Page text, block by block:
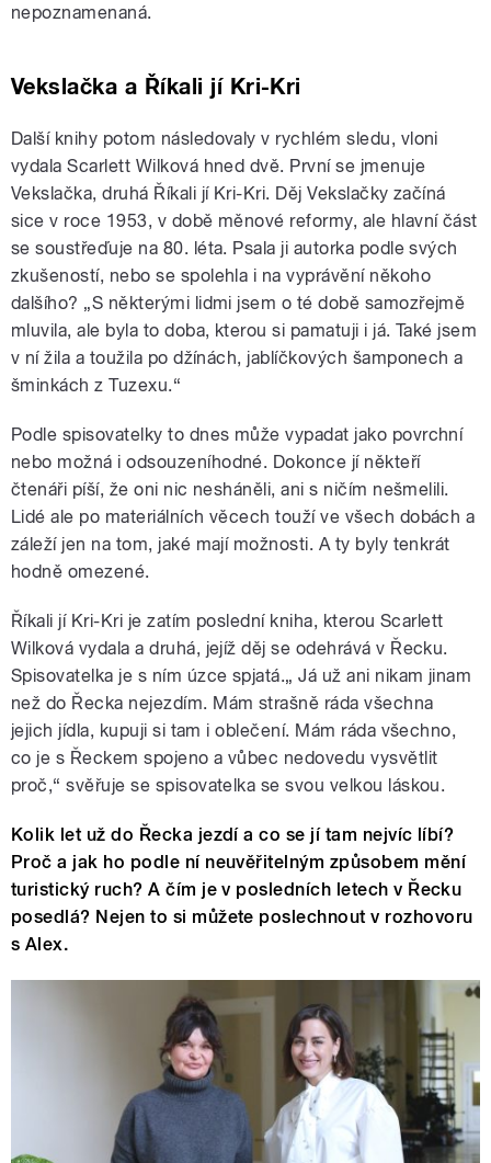
nepoznamenaná.
Vekslačka a Říkali jí Kri-Kri
Další knihy potom následovaly v rychlém sledu, vloni
vydala Scarlett Wilková hned dvě. První se jmenuje
Vekslačka, druhá Říkali jí Kri-Kri. Děj Vekslačky začíná
sice v roce 1953, v době měnové reformy, ale hlavní část
se soustřeďuje na 80. léta. Psala ji autorka podle svých
zkušeností, nebo se spolehla i na vyprávění někoho
dalšího? „S některými lidmi jsem o té době samozřejmě
mluvila, ale byla to doba, kterou si pamatuji i já. Také jsem
v ní žila a toužila po džínách, jablíčkových šamponech a
šminkách z Tuzexu.“
Podle spisovatelky to dnes může vypadat jako povrchní
nebo možná i odsouzeníhodné. Dokonce jí někteří
čtenáři píší, že oni nic nesháněli, ani s ničím nešmelili.
Lidé ale po materiálních věcech touží ve všech dobách a
záleží jen na tom, jaké mají možnosti. A ty byly tenkrát
hodně omezené.
Říkali jí Kri-Kri je zatím poslední kniha, kterou Scarlett
Wilková vydala a druhá, jejíž děj se odehrává v Řecku.
Spisovatelka je s ním úzce spjatá.„ Já už ani nikam jinam
než do Řecka nejezdím. Mám strašně ráda všechna
jejich jídla, kupuji si tam i oblečení. Mám ráda všechno,
co je s Řeckem spojeno a vůbec nedovedu vysvětlit
proč,“ svěřuje se spisovatelka se svou velkou láskou.
Kolik let už do Řecka jezdí a co se jí tam nejvíc líbí?
Proč a jak ho podle ní neuvěřitelným způsobem mění
turistický ruch? A čím je v posledních letech v Řecku
posedlá? Nejen to si můžete poslechnout v rozhovoru
s Alex.